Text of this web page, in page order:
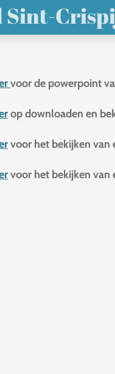
voor de powerpoint
op downloaden en
voor het bekijken van
voor het bekijken van